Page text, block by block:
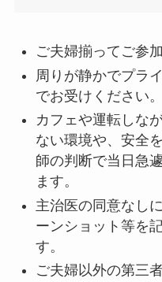
ご夫婦揃ってご参
周りが静かでプラ
でお受けください。
カフェや運転しな
ない環境や、安全
師の判断で当日急
ます。
主治医の同意なし
ーンショット等を
す。
ご夫婦以外の第三